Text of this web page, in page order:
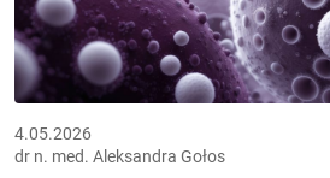
4.05.2026
dr n. med. Aleksandra Gołos